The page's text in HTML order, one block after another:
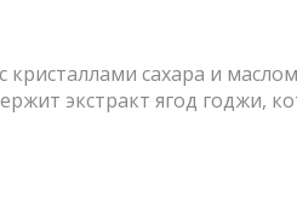
кристаллами сахара и
экстракт ягод годжи,